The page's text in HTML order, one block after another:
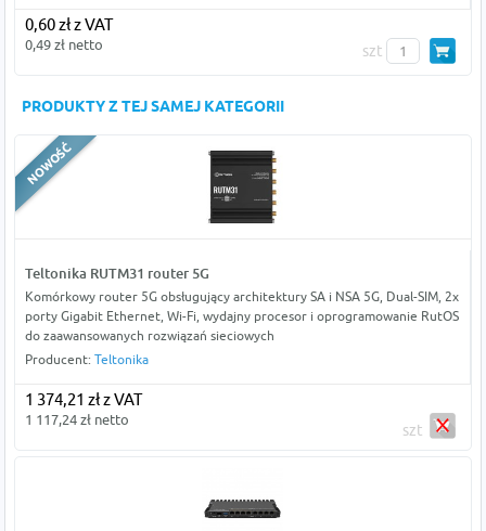
0,60 zł z VAT
0,49 zł netto szt
PRODUKTY Z TEJ SAMEJ KATEGORII
Teltonika RUTM31 router 5G
Komórkowy router 5G obsługujący architektury SA i NSA 5G, Dual-SIM, 2x
porty Gigabit Ethernet, Wi-Fi, wydajny procesor i oprogramowanie RutOS
do zaawansowanych rozwiązań sieciowych
Producent: Teltonika
1 374,21 zł z VAT
1 117,24 zł netto
szt